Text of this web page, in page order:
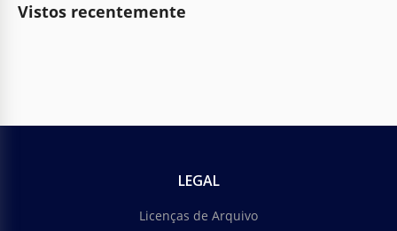
Vistos recentemente
LEGAL
Licenças de Arquivo